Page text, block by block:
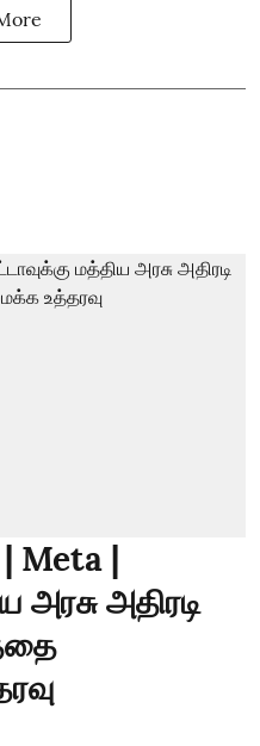
Meta |
அரசு அதிரடி